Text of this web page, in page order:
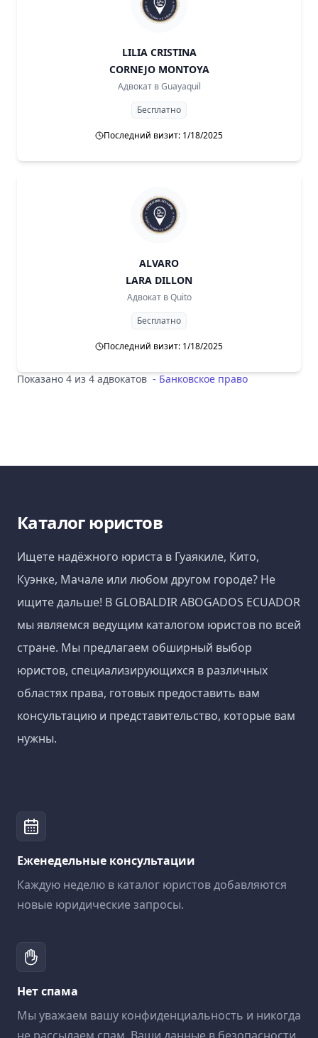
LILIA CRISTINA
CORNEJO MONTOYA
Адвокат в Guayaquil
Бесплатно
Последний визит: 1/18/2025
ALVARO
LARA DILLON
Адвокат в Quito
Бесплатно
Последний визит: 1/18/2025
Показано 4 из 4 адвокатов - Банковское право
Каталог юристов
Ищете надёжного юриста в Гуаякиле, Кито,
Куэнке, Мачале или любом другом городе? Не
ищите дальше! В GLOBALDIR ABOGADOS ECUADOR
мы являемся ведущим каталогом юристов по всей
стране. Мы предлагаем обширный выбор
юристов, специализирующихся в различных
областях права, готовых предоставить вам
консультацию и представительство, которые вам
нужны.
Еженедельные консультации
Каждую неделю в каталог юристов добавляются
новые юридические запросы.
Нет спама
Мы уважаем вашу конфиденциальность и никогда